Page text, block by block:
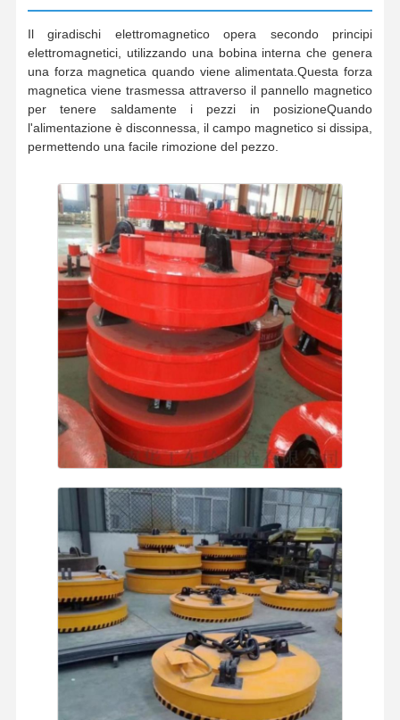
Casa Prodotti Video Chi Siamo
Il giradischi elettromagnetico opera secondo principi
elettromagnetici, utilizzando una bobina interna che genera
una forza magnetica quando viene alimentata.Questa forza
magnetica viene trasmessa attraverso il pannello magnetico
per tenere saldamente i pezzi in posizioneQuando
l'alimentazione è disconnessa, il campo magnetico si dissipa,
permettendo una facile rimozione del pezzo.